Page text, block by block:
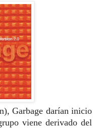
Garbage darían inicio
viene derivado del